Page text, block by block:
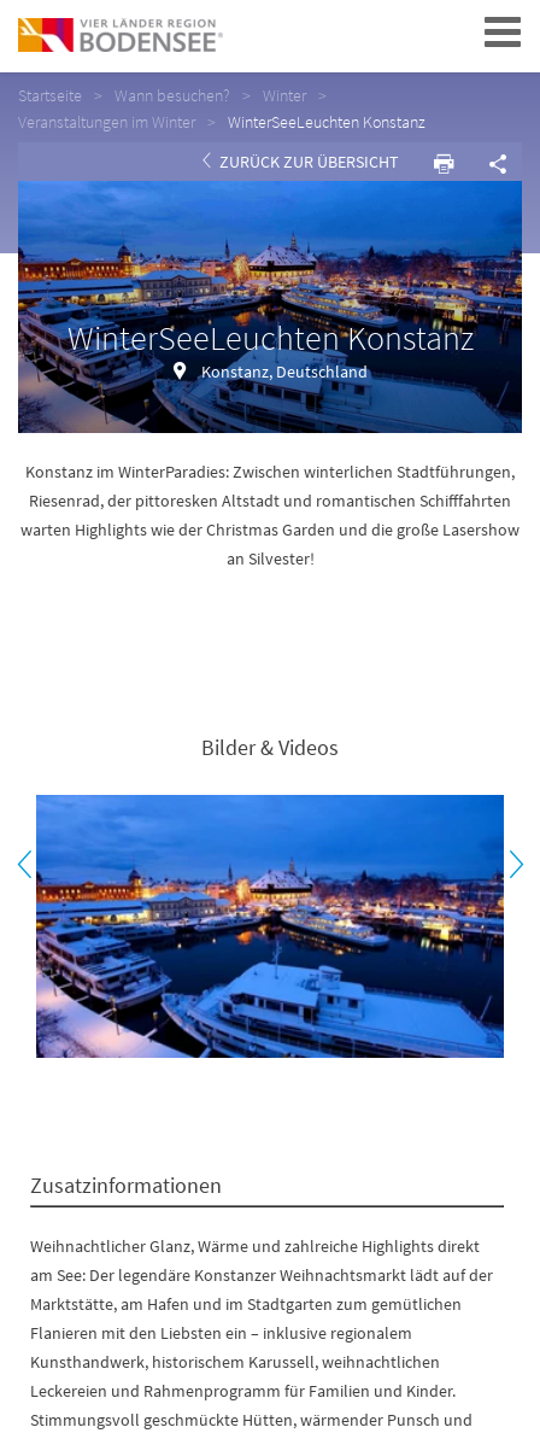
Navigation
Startseite Wann besuchen?
Winter
Veranstaltungen im Winter
WinterSeeLeuchten Konstanz
ZURÜCK ZUR ÜBERSICHT
WinterSeeLeuchten Konstanz
Konstanz, Deutschland
Konstanz im WinterParadies: Zwischen winterlichen Stadtführungen,
Riesenrad, der pittoresken Altstadt und romantischen Schifffahrten
warten Highlights wie der Christmas Garden und die große Lasershow
an Silvester!
Bilder & Videos
Zusatzinformationen
Weihnachtlicher Glanz, Wärme und zahlreiche Highlights direkt
am See: Der legendäre Konstanzer Weihnachtsmarkt lädt auf der
Marktstätte, am Hafen und im Stadtgarten zum gemütlichen
Flanieren mit den Liebsten ein – inklusive regionalem
Kunsthandwerk, historischem Karussell, weihnachtlichen
Leckereien und Rahmenprogramm für Familien und Kinder.
Stimmungsvoll geschmückte Hütten, wärmender Punsch und